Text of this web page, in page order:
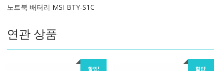
노트북 배터리 MSI BTY-S1C
연관 상품
할인! 할인!